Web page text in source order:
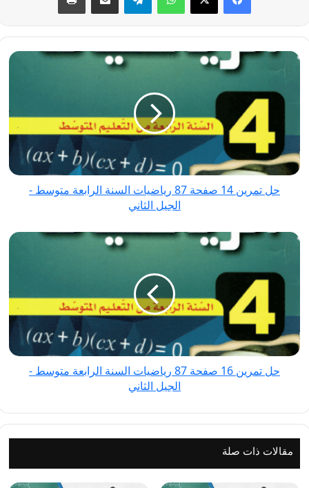
حل
تمرين
رياضيات
السنة
الرابعة
متوسط
الثاني
حل تمرين 14 صفحة 87 رياضيات السنة الرابعة متوسط -
الجيل الثاني
حل
تمرين
رياضيات
السنة
الرابعة
متوسط
الثاني
حل تمرين 16 صفحة 87 رياضيات السنة الرابعة متوسط -
الجيل الثاني
مقالات ذات صلة